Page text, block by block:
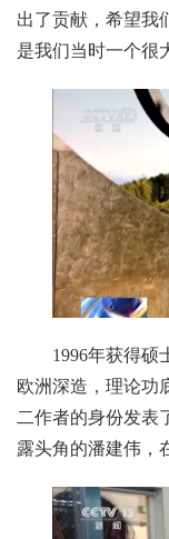
出了贡献，希望我
是我们当时一个很
1996年获得硕
欧洲深造，理论功
二作者的身份发表
露头角的潘建伟，